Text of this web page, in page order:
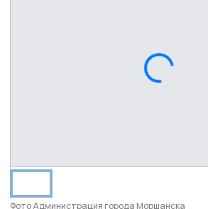
Фото Администрация города Моршанска